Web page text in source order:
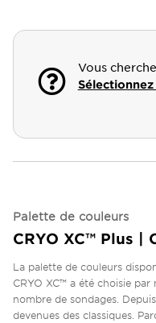
Vous
Palette de couleurs
CRYO XC™ Plus |
La palette de couleurs
CRYO XC™ a été choisie
nombre de sondages.
devenues des classiques.